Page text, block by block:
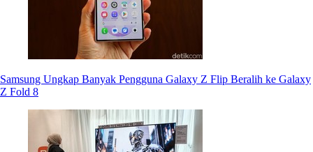
Samsung Ungkap Banyak Pengguna Galaxy Z Flip Beralih ke Galaxy
Z Fold 8